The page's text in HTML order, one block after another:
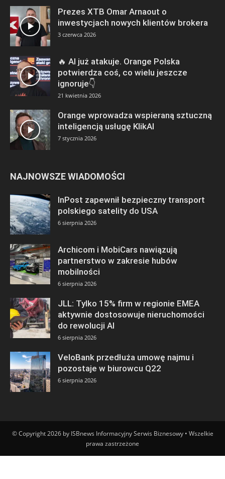
Prezes XTB Omar Arnaout o
inwestycjach nowych klientów brokera
3 czerwca 2026
🔥 AI już atakuje. Orange Polska
potwierdza coś, co wielu jeszcze
ignoruje👇
21 kwietnia 2026
Orange wprowadza wspieraną sztuczną
inteligencją usługę KlikAI
7 stycznia 2026
NAJNOWSZE WIADOMOŚCI
InPost zapewnił bezpieczny transport
polskiego satelity do USA
6 sierpnia 2026
Archicom i MobiCars nawiązują
partnerstwo w zakresie hubów
mobilności
6 sierpnia 2026
JLL: Tylko 15% firm w regionie EMEA
aktywnie dostosowuje nieruchomości
do rewolucji AI
6 sierpnia 2026
VeloBank przedłuża umowę najmu i
pozostaje w biurowcu Q22
6 sierpnia 2026
© Copyright 2026 by ISBnews Informacyjny Serwis Biznesowy • Wszelkie
prawa zastrzeżone